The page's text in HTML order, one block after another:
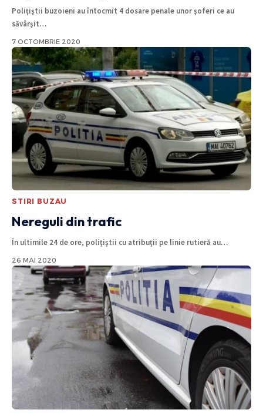
Poliţiştii buzoieni au întocmit 4 dosare penale unor şoferi ce au
săvârşit…
7 OCTOMBRIE 2020
STIRI BUZAU
Nereguli din trafic
În ultimile 24 de ore, poliţiştii cu atribuţii pe linie rutieră au…
26 MAI 2020